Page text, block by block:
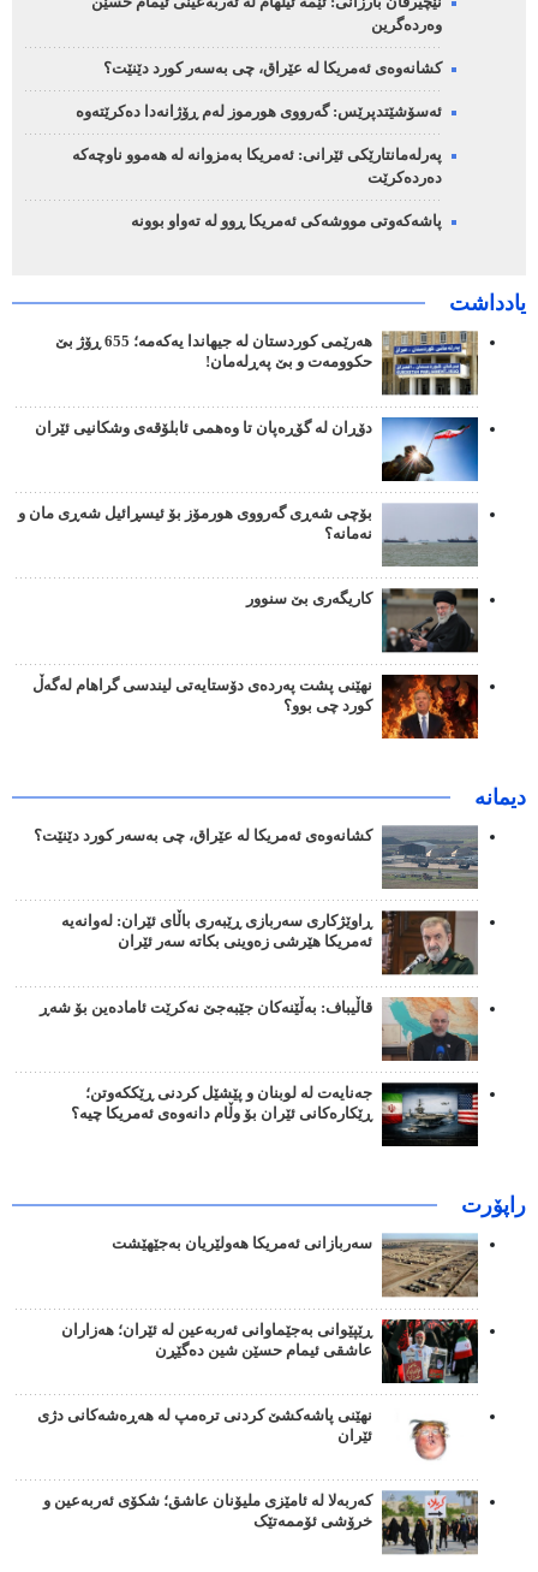
وەردەگرین
کشانەوەی ئەمریکا لە عێراق، چی بەسەر کورد دێنێت؟
ئەسۆشێتدپرێس: گەرووی هورموز لەم ڕۆژانەدا دەکرێتەوە
پەرلەمانتارێکی ئێرانی: ئەمریکا بەمزوانە لە هەموو ناوچەکە
دەردەکرێت
پاشەکەوتی مووشەکی ئەمریکا ڕوو لە تەواو بوونە
یادداشت
هەرێمی کوردستان لە جیهاندا یەکەمە؛ 655 ڕۆژ بێ
حکوومەت و بێ پەڕلەمان!
دۆڕان لە گۆڕەپان تا وەهمی ئابلۆقەی وشکانیی ئێران
بۆچی شەڕی گەرووی هورمۆز بۆ ئیسڕائیل شەڕی مان و
نەمانە؟
کاریگەری بێ سنوور
نهێنی پشت پەردەی دۆستایەتی لیندسی گراهام لەگەڵ
کورد چی بوو؟
دیمانە
کشانەوەی ئەمریکا لە عێراق، چی بەسەر کورد دێنێت؟
ڕاوێژکاری سەربازی ڕێبەری باڵای ئێران: لەوانەیە
ئەمریکا هێرشی زەوینی بکاتە سەر ئێران
قاڵیباف: بەڵێنەکان جێبەجێ نەکرێت ئامادەین بۆ شەڕ
جەنایەت لە لوبنان و پێشێل کردنی ڕێککەوتن؛
ڕێکارەکانی ئێران بۆ وڵام دانەوەی ئەمریکا چیە؟
راپۆرت
سەربازانی ئەمریکا هەولێریان بەجێهێشت
ڕێپێوانی بەجێماوانی ئەربەعین لە ئێران؛ هەزاران
عاشقی ئیمام حسێن شین دەگێڕن
نهێنی پاشەکشێ کردنی ترەمپ لە هەڕەشەکانی دژی
ئێران
کەربەلا لە ئامێزی ملیۆنان عاشق؛ شکۆی ئەربەعین و
خرۆشی ئۆممەتێک